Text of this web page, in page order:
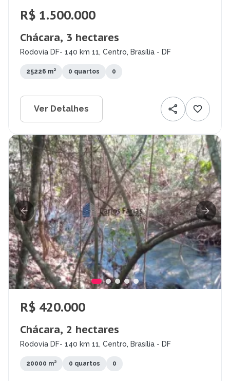
R$ 1.500.000
Chácara, 3 hectares
Rodovia DF- 140 km 11, Centro, Brasília - DF
25226 m² 0 quartos 0
Ver Detalhes
R$ 420.000
Chácara, 2 hectares
Rodovia DF- 140 km 11, Centro, Brasília - DF
20000 m² 0 quartos 0